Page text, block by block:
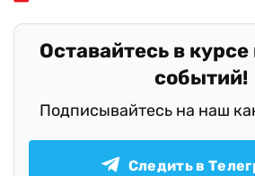
Оставайтесь в
событий!
Подписывайтесь на наш
Следить в